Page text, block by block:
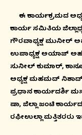
ಈ ಕಾರ್ಯಕ್ರಮದ
ಕಾರ್ಯ ಸಮಿತಿಯ
ಗೌರವಾಧ್ಯಕ್ಷ ಮುನೀರ್
ಉಪಾಧ್ಯಕ್ಷ ಅಯಾಜ್
ಸುನೀಲ್ ಕುಮಾರ್,
ಅಧ್ಯಕ್ಷ ಮಹಮದ್ ನಿಶಾದ್,
ಪ್ರಧಾನ ಕಾರ್ಯದರ್ಶಿ
ಷಾ, ಜಿಲ್ಲಾ ಜಂಟಿ
ರಫೀಉಲ್ಲಾ ಮತ್ತಿತರರು